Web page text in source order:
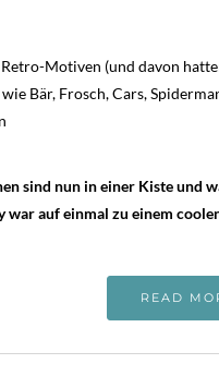
Motiven (und davon
Bär, Frosch, Cars,
sind nun in einer Kiste und
auf einmal zu einem
READ